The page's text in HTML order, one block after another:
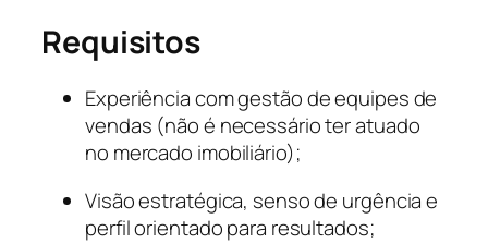
Requisitos
Experiência com gestão de equipes de
vendas (não é necessário ter atuado
no mercado imobiliário);
Visão estratégica, senso de urgência e
perfil orientado para resultados;